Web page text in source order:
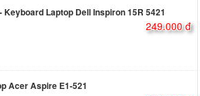
Keyboard Laptop Dell Inspiron 15R 5421
249.000 đ
Acer Aspire E1-521